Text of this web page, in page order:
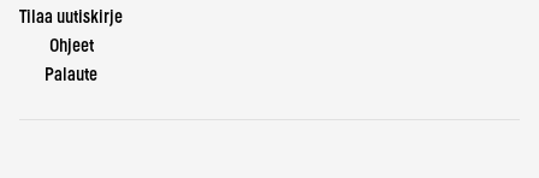
Tilaa uutiskirje
Ohjeet
Palaute